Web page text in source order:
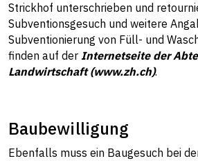
Strickhof unterschrieben und
Subventionsgesuch und weitere
Subventionierung von Füll- und
finden auf der Internetseite der
Landwirtschaft (www.zh.ch).
Baubewilligung
Ebenfalls muss ein Baugesuch bei